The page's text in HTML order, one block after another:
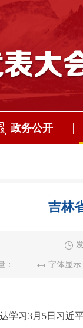
政务公开
吉林
： 字体显示
习3月5日习近